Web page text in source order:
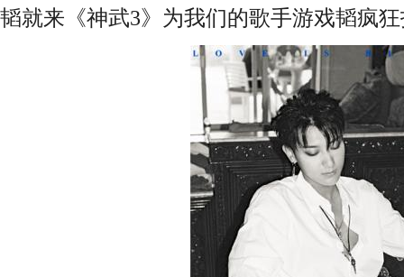
韬就来《神武3》为我们的歌手游戏韬疯